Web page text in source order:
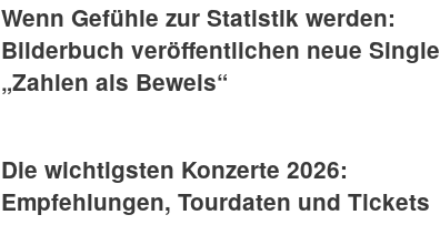
Wenn Gefühle zur Statistik werden:
Bilderbuch veröffentlichen neue Single
„Zahlen als Beweis“
Die wichtigsten Konzerte 2026:
Empfehlungen, Tourdaten und Tickets